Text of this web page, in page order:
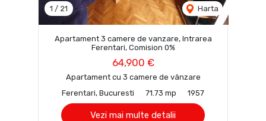
1 / 21 Harta
Apartament 3 camere de vanzare, Intrarea
Ferentari, Comision 0%
64,900 €
Apartament cu 3 camere de vânzare
Ferentari, Bucuresti
71.73 mp 1957
Vezi mai multe detalii